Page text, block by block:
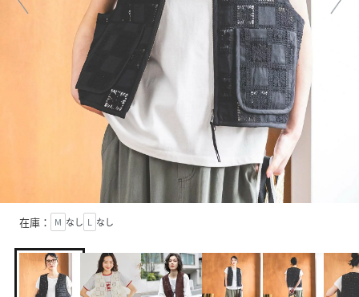
在庫： M なし L なし